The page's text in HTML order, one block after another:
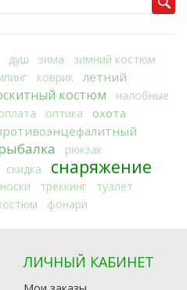
душ зима
зимний костюм
коврик
летний
костюм
налобные
оптика охота
рюкзак
скидка снаряжение
треккинг туалет
фонари
ЛИЧНЫЙ КАБИНЕТ